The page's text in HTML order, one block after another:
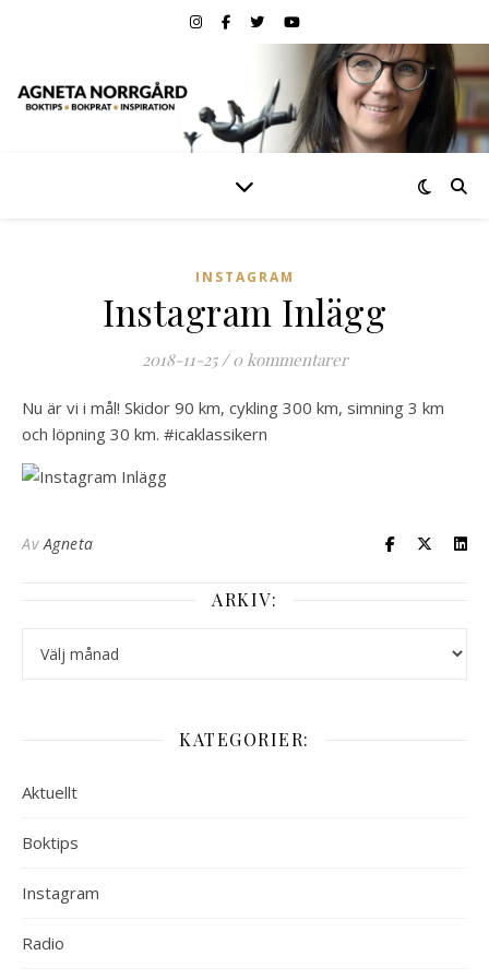
INSTAGRAM
Instagram Inlägg
2018-11-25 / 0 kommentarer
Nu är vi i mål! Skidor 90 km, cykling 300 km, simning 3 km
och löpning 30 km. #icaklassikern
AvAgneta
ARKIV:
KATEGORIER:
Aktuellt
Boktips
Instagram
Radio